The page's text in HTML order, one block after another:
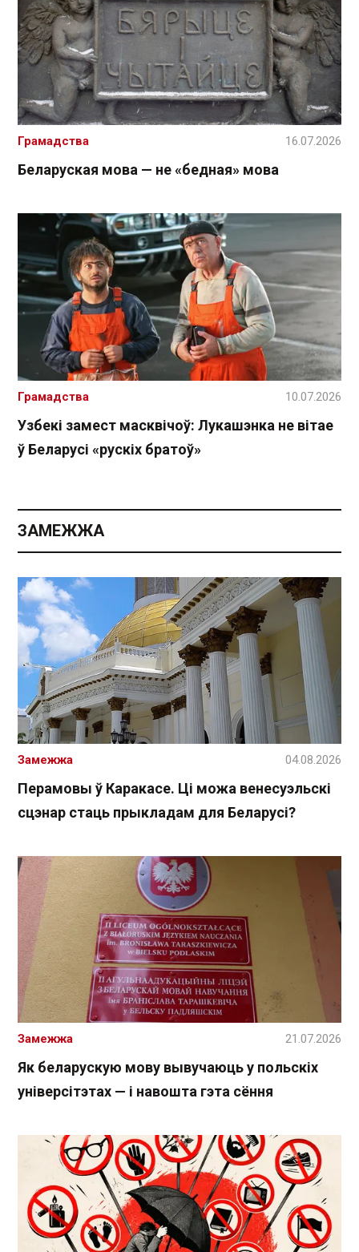
Беларуская мова — не «бедная» мова
Грамадства 16.07.2026
Узбекі замест масквічоў: Лукашэнка не вітае
ў Беларусі «рускіх братоў»
Грамадства 10.07.2026
ЗАМЕЖЖА
Перамовы ў Каракасе. Ці можа венесуэльскі
сцэнар стаць прыкладам для Беларусі?
Замежжа 04.08.2026
Як беларускую мову вывучаюць у польскіх
універсітэтах — і навошта гэта сёння
Замежжа 21.07.2026